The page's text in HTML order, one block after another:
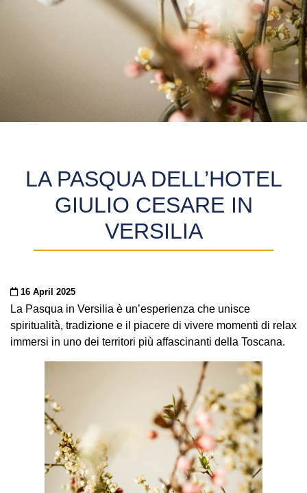
LA PASQUA DELL’HOTEL
GIULIO CESARE IN
VERSILIA
Posted on
16 April 2025
La Pasqua in Versilia è un’esperienza che unisce
spiritualità, tradizione e il piacere di vivere momenti di relax
immersi in uno dei territori più affascinanti della Toscana.